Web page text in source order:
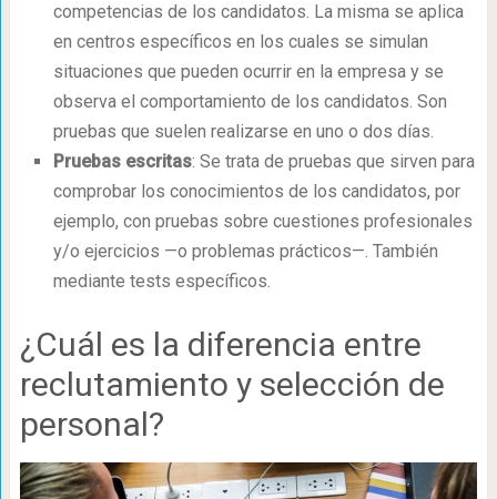
competencias de los candidatos. La misma se aplica
en centros específicos en los cuales se simulan
situaciones que pueden ocurrir en la empresa y se
observa el comportamiento de los candidatos. Son
pruebas que suelen realizarse en uno o dos días.
Pruebas escritas: Se trata de pruebas que sirven para
comprobar los conocimientos de los candidatos, por
ejemplo, con pruebas sobre cuestiones profesionales
y/o ejercicios —o problemas prácticos—. También
mediante tests específicos.
¿Cuál es la diferencia entre
reclutamiento y selección de
personal?